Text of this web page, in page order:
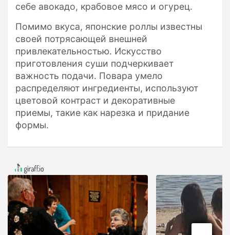
себе авокадо, крабовое мясо и огурец.
Помимо вкуса, японские роллы известны
своей потрясающей внешней
привлекательностью. Искусство
приготовления суши подчеркивает
важность подачи. Повара умело
распределяют ингредиенты, используют
цветовой контраст и декоративные
приемы, такие как нарезка и придание
формы.